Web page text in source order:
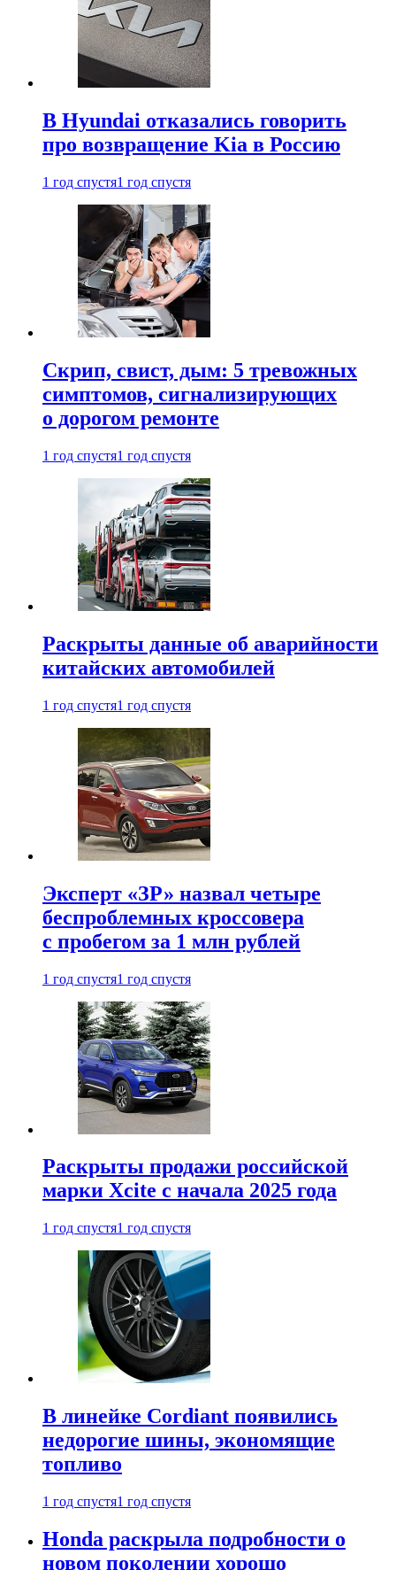
В Hyundai отказались говорить
про возвращение Kia в Россию
1 год спустя1 год спустя
Скрип, свист, дым: 5 тревожных
симптомов, сигнализирующих
о дорогом ремонте
1 год спустя1 год спустя
Раскрыты данные об аварийности
китайских автомобилей
1 год спустя1 год спустя
Эксперт «ЗР» назвал четыре
беспроблемных кроссовера
с пробегом за 1 млн рублей
1 год спустя1 год спустя
Раскрыты продажи российской
марки Xcite с начала 2025 года
1 год спустя1 год спустя
В линейке Cordiant появились
недорогие шины, экономящие
топливо
1 год спустя1 год спустя
Honda раскрыла подробности о
новом поколении хорошо